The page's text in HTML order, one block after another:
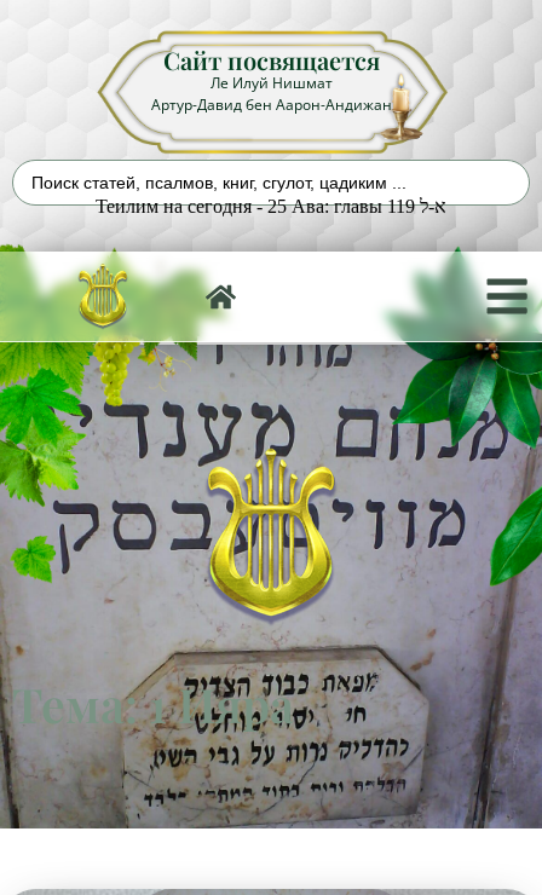
Сайт посвящается
Ле Илуй Нишмат
Артур-Давид бен Аарон-Андижан
Теилим на сегодня - 25 Ава: главы 119 א-ל
Тема: 1 Ияра